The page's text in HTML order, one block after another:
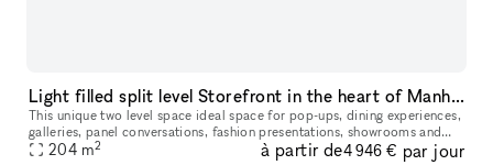
Light filled split level Storefront in the heart of Manhattan (with high ceilings and multiple rooms)
This unique two level space ideal space for pop-ups, dining experiences,
galleries, panel conversations, fashion presentations, showrooms and
more. With a total ceiling height of 26' the two story s
204 m2 à partir de4 946 € par jour